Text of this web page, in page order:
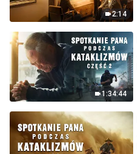
2:14
1:34:44